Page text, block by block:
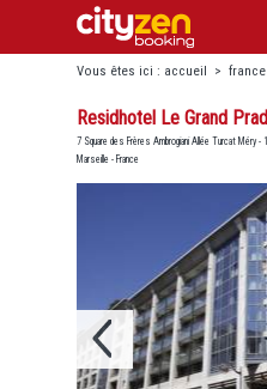
Vous êtes ici : accueil > france
> marseille > residhotel le
Residhotel Le Grand
7 Square des Frères Ambrogiani Allée Turcat Méry -
Marseille - France